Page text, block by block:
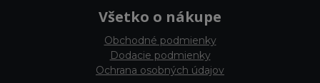
Všetko o nákupe
Obchodné podmienky
Dodacie podmienky
Ochrana osobných údajov